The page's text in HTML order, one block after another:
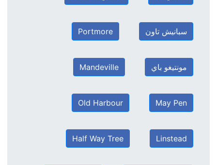
سبانيش تاون Portmore
مونتيغو باي Mandeville
May Pen
Old Harbour
Linstead
Half Way Tree